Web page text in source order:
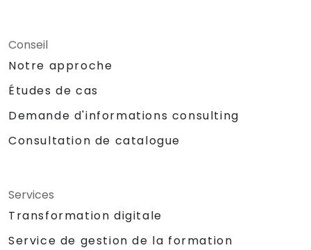
Conseil
Notre approche
Études de cas
Demande d'informations consulting
Consultation de catalogue
Services
Transformation digitale
Service de gestion de la formation